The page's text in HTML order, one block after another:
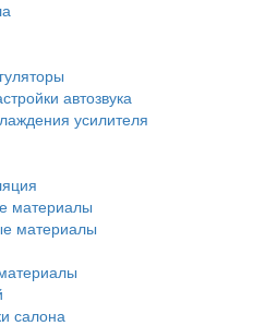
автозвука
усилителя
материалы
материалы
салона